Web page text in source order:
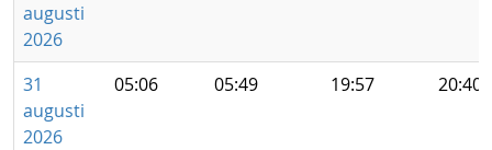
augusti
2026
31
augusti
2026
05:06 05:49 19:57 20:40